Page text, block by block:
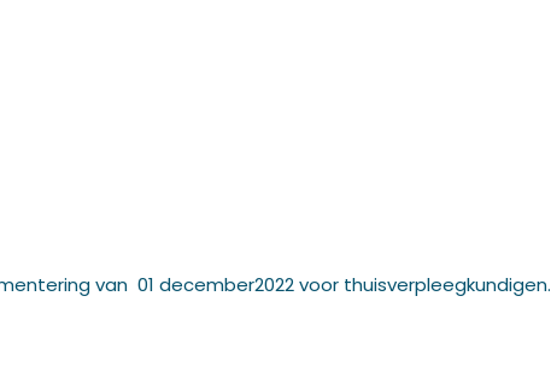
van 01 december2022 voor thuisverpleegkundigen.